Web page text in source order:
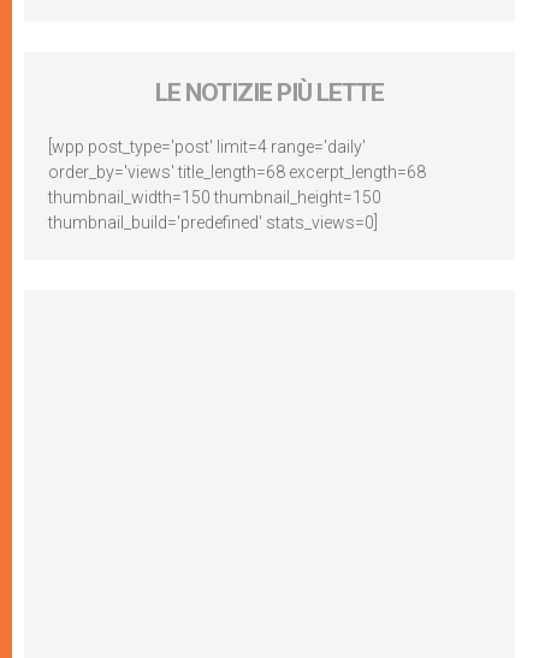
LE NOTIZIE PIÙ LETTE
[wpp post_type='post' limit=4 range='daily'
order_by='views' title_length=68 excerpt_length=68
thumbnail_width=150 thumbnail_height=150
thumbnail_build='predefined' stats_views=0]